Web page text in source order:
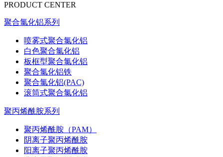
PRODUCT CENTER
聚合氯化铝系列
喷雾式聚合氯化铝
白色聚合氯化铝
板框型聚合氯化铝
聚合氯化铝铁
聚合氯化铝(PAC)
滚筒式聚合氯化铝
聚丙烯酰胺系列
聚丙烯酰胺（PAM）
阴离子聚丙烯酰胺
阳离子聚丙烯酰胺